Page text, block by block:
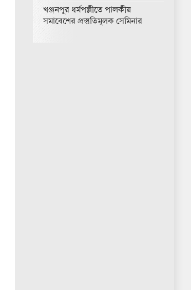
খঞ্জনপুর ধর্মপল্লীতে পালকীয়
সমাবেশের প্রস্তুতিমূলক সেমিনার